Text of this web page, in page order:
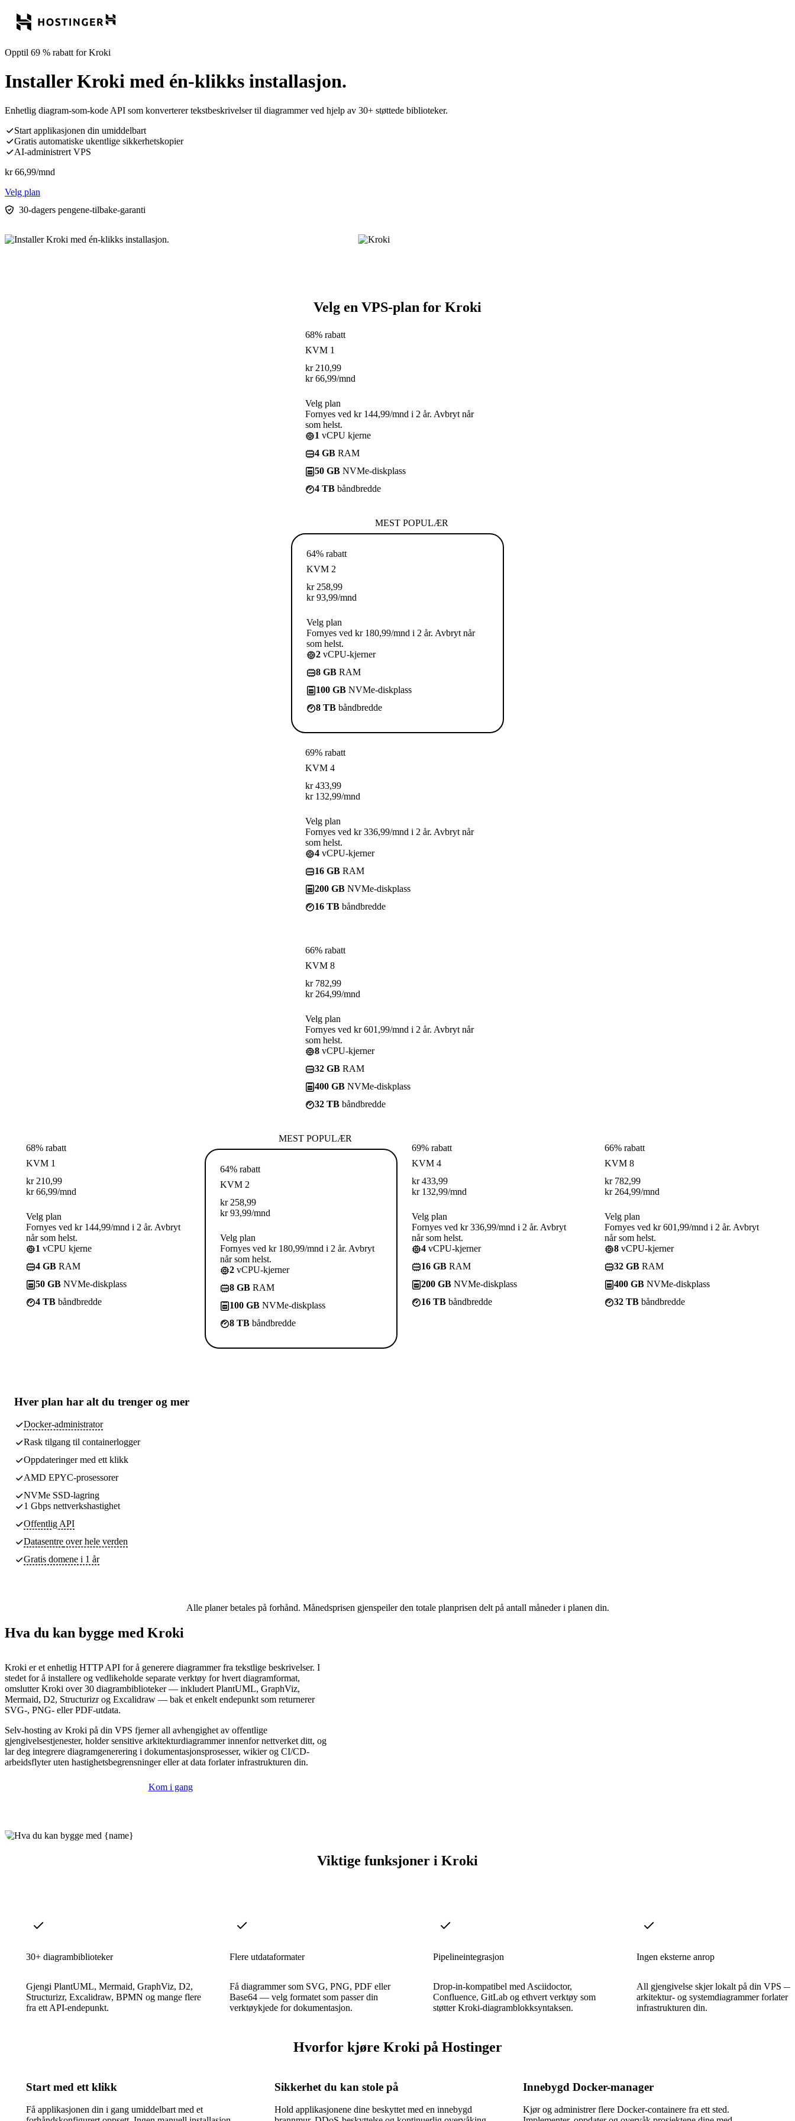
Opptil 69 % rabatt for Kroki
Installer Kroki med én-klikks installasjon.
Enhetlig diagram-som-kode API som konverterer tekstbeskrivelser til diagrammer ved hjelp av 30+ støttede biblioteker.
Start applikasjonen din umiddelbart
Gratis automatiske ukentlige sikkerhetskopier
AI-administrert VPS
kr 66,99/mnd
Velg plan
30-dagers pengene-tilbake-garanti
Velg en VPS-plan for Kroki
68% rabatt
KVM 1
kr 210,99
kr 66,99/mnd
Velg plan
Fornyes ved kr 144,99/mnd i 2 år. Avbryt når
som helst.
1 vCPU kjerne
4 GB RAM
50 GB NVMe-diskplass
4 TB båndbredde
MEST POPULÆR
64% rabatt
KVM 2
kr 258,99
kr 93,99/mnd
Velg plan
Fornyes ved kr 180,99/mnd i 2 år. Avbryt når
som helst.
2 vCPU-kjerner
8 GB RAM
100 GB NVMe-diskplass
8 TB båndbredde
69% rabatt
KVM 4
kr 433,99
kr 132,99/mnd
Velg plan
Fornyes ved kr 336,99/mnd i 2 år. Avbryt når
som helst.
4 vCPU-kjerner
16 GB RAM
200 GB NVMe-diskplass
16 TB båndbredde
66% rabatt
KVM 8
kr 782,99
kr 264,99/mnd
Velg plan
Fornyes ved kr 601,99/mnd i 2 år. Avbryt når
som helst.
8 vCPU-kjerner
32 GB RAM
400 GB NVMe-diskplass
32 TB båndbredde
68% rabatt
KVM 1
kr 210,99
kr 66,99/mnd
Velg plan
Fornyes ved kr 144,99/mnd i 2 år. Avbryt
når som helst.
1 vCPU kjerne
4 GB RAM
50 GB NVMe-diskplass
4 TB båndbredde
MEST POPULÆR
64% rabatt
KVM 2
kr 258,99
kr 93,99/mnd
Velg plan
Fornyes ved kr 180,99/mnd i 2 år. Avbryt
når som helst.
2 vCPU-kjerner
8 GB RAM
100 GB NVMe-diskplass
8 TB båndbredde
69% rabatt
KVM 4
kr 433,99
kr 132,99/mnd
Velg plan
Fornyes ved kr 336,99/mnd i 2 år. Avbryt
når som helst.
4 vCPU-kjerner
16 GB RAM
200 GB NVMe-diskplass
16 TB båndbredde
66% rabatt
KVM 8
kr 782,99
kr 264,99/mnd
Velg plan
Fornyes ved kr 601,99/mnd i 2 år. Avbryt
når som helst.
8 vCPU-kjerner
32 GB RAM
400 GB NVMe-diskplass
32 TB båndbredde
Hver plan har alt du trenger og mer
Docker-administrator
Rask tilgang til containerlogger
Oppdateringer med ett klikk
AMD EPYC-prosessorer
NVMe SSD-lagring
1 Gbps nettverkshastighet
Offentlig API
Datasentre over hele verden
Gratis domene i 1 år
Alle planer betales på forhånd. Månedsprisen gjenspeiler den totale planprisen delt på antall måneder i planen din.
Hva du kan bygge med Kroki
Kroki er et enhetlig HTTP API for å generere diagrammer fra tekstlige beskrivelser. I
stedet for å installere og vedlikeholde separate verktøy for hvert diagramformat,
omslutter Kroki over 30 diagrambiblioteker — inkludert PlantUML, GraphViz,
Mermaid, D2, Structurizr og Excalidraw — bak et enkelt endepunkt som returnerer
SVG-, PNG- eller PDF-utdata.
Selv-hosting av Kroki på din VPS fjerner all avhengighet av offentlige
gjengivelsestjenester, holder sensitive arkitekturdiagrammer innenfor nettverket ditt, og
lar deg integrere diagramgenerering i dokumentasjonsprosesser, wikier og CI/CD-
arbeidsflyter uten hastighetsbegrensninger eller at data forlater infrastrukturen din.
Kom i gang
Viktige funksjoner i Kroki
30+ diagrambiblioteker
Gjengi PlantUML, Mermaid, GraphViz, D2,
Structurizr, Excalidraw, BPMN og mange flere
fra ett API-endepunkt.
Flere utdataformater
Få diagrammer som SVG, PNG, PDF eller
Base64 — velg formatet som passer din
verktøykjede for dokumentasjon.
Pipelineintegrasjon
Drop-in-kompatibel med Asciidoctor,
Confluence, GitLab og ethvert verktøy som
støtter Kroki-diagramblokksyntaksen.
Ingen eksterne anrop
All gjengivelse skjer lokalt på din VPS —
arkitektur- og systemdiagrammer forlater
infrastrukturen din.
Hvorfor kjøre Kroki på Hostinger
Start med ett klikk
Få applikasjonen din i gang umiddelbart med et
Sikkerhet du kan stole på
Hold applikasjonene dine beskyttet med en innebygd
Innebygd Docker-manager
Kjør og administrer flere Docker-containere fra ett sted.